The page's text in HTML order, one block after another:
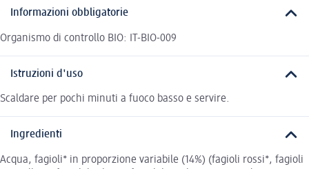
Informazioni obbligatorie
Organismo di controllo BIO: IT-BIO-009
Istruzioni d'uso
Scaldare per pochi minuti a fuoco basso e servire.
Ingredienti
Acqua, fagioli* in proporzione variabile (14%) (fagioli rossi*, fagioli